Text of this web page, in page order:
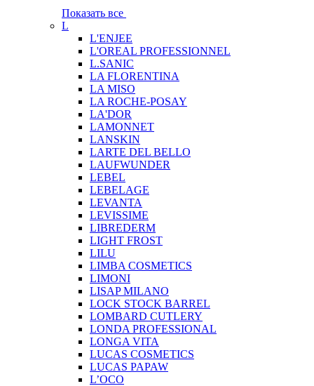
Показать все
L
L'ENJEE
L'OREAL PROFESSIONNEL
L.SANIC
LA FLORENTINA
LA MISO
LA ROCHE-POSAY
LA'DOR
LAMONNET
LANSKIN
LARTE DEL BELLO
LAUFWUNDER
LEBEL
LEBELAGE
LEVANTA
LEVISSIME
LIBREDERM
LIGHT FROST
LILU
LIMBA COSMETICS
LIMONI
LISAP MILANO
LOCK STOCK BARREL
LOMBARD CUTLERY
LONDA PROFESSIONAL
LONGA VITA
LUCAS COSMETICS
LUCAS PAPAW
L’OCO